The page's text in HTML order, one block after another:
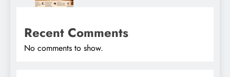
Recent Comments
No comments to show.